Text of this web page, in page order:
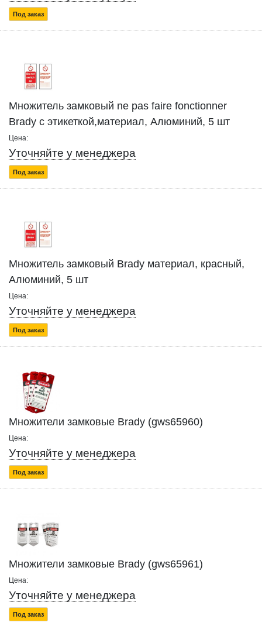
Под заказ
Множитель замковый ne pas faire fonctionner
Brady с этикеткой,материал, Алюминий, 5 шт
Цена:
Уточняйте у менеджера
Под заказ
Множитель замковый Brady материал, красный,
Алюминий, 5 шт
Цена:
Уточняйте у менеджера
Под заказ
Множители замковые Brady (gws65960)
Цена:
Уточняйте у менеджера
Под заказ
Множители замковые Brady (gws65961)
Цена:
Уточняйте у менеджера
Под заказ